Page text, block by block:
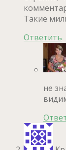
Такие
Ответить
не